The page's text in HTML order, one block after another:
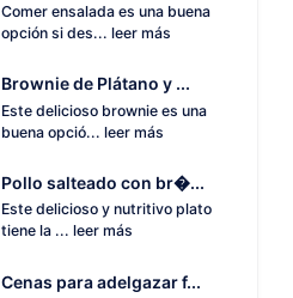
Comer ensalada es una buena
opción si des... leer más
Brownie de Plátano y ...
Este delicioso brownie es una
buena opció... leer más
Pollo salteado con br�...
Este delicioso y nutritivo plato
tiene la ... leer más
Cenas para adelgazar f...